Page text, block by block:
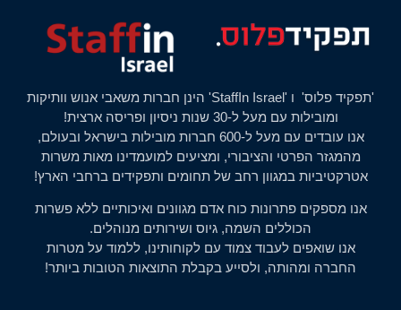
'תפקיד פלוס' ו 'StaffIn Israel' הינן חברות משאבי אנוש וותיקות
ומובילות עם מעל ל-30 שנות ניסיון ופריסה ארצית!
אנו עובדים עם מעל ל-600 חברות מובילות בישראל ובעולם,
מהמגזר הפרטי והציבורי, ומציעים למועמדינו מאות משרות
אטרקטיביות במגוון רחב של תחומים ותפקידים ברחבי הארץ!
אנו מספקים פתרונות כוח אדם מגוונים ואיכותיים ללא פשרות
הכוללים השמה, גיוס ושירותים מנוהלים.
אנו שואפים לעבוד צמוד עם לקוחותינו, ללמוד על מטרות
החברה ומהותה, ולסייע בקבלת התוצאות הטובות ביותר!